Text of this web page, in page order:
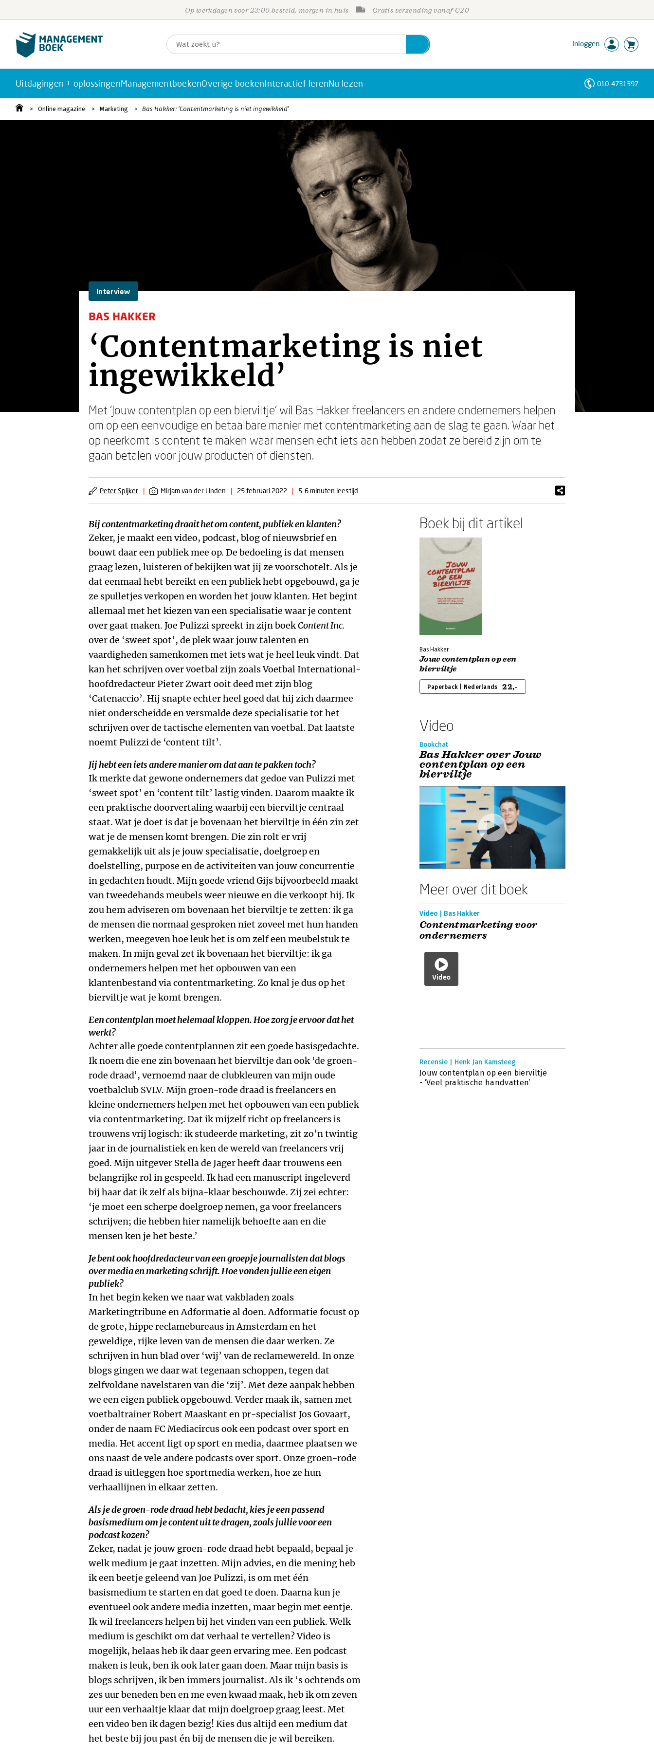
Op werkdagen voor 23:00 besteld, morgen in huis Gratis verzending vanaf €20
Inloggen
Uitdagingen + oplossingenManagementboekenOverige boekenInteractief lerenNu lezen 010-4731397
Online magazine Marketing Bas Hakker: ‘Contentmarketing is niet ingewikkeld’
Interview
BAS HAKKER
‘Contentmarketing is niet
ingewikkeld’
Met ‘Jouw contentplan op een bierviltje’ wil Bas Hakker freelancers en andere ondernemers helpen
om op een eenvoudige en betaalbare manier met contentmarketing aan de slag te gaan. Waar het
op neerkomt is content te maken waar mensen echt iets aan hebben zodat ze bereid zijn om te
gaan betalen voor jouw producten of diensten.
Peter Spijker | Mirjam van der Linden | 25 februari 2022 | 5-6 minuten leestijd
Bij contentmarketing draait het om content, publiek en klanten?
Zeker, je maakt een video, podcast, blog of nieuwsbrief en
bouwt daar een publiek mee op. De bedoeling is dat mensen
graag lezen, luisteren of bekijken wat jij ze voorschotelt. Als je
dat eenmaal hebt bereikt en een publiek hebt opgebouwd, ga je
ze spulletjes verkopen en worden het jouw klanten. Het begint
allemaal met het kiezen van een specialisatie waar je content
over gaat maken. Joe Pulizzi spreekt in zijn boekContent Inc.
over de ‘sweet spot’, de plek waar jouw talenten en
vaardigheden samenkomen met iets wat je heel leuk vindt. Dat
kan het schrijven over voetbal zijn zoals Voetbal International-
hoofdredacteur Pieter Zwart ooit deed met zijn blog
‘Catenaccio’. Hij snapte echter heel goed dat hij zich daarmee
niet onderscheidde en versmalde deze specialisatie tot het
schrijven over de tactische elementen van voetbal. Dat laatste
noemt Pulizzi de ‘content tilt’.
Jij hebt een iets andere manier om dat aan te pakken toch?
Ik merkte dat gewone ondernemers dat gedoe van Pulizzi met
‘sweet spot’ en ‘content tilt’ lastig vinden. Daarom maakte ik
een praktische doorvertaling waarbij een bierviltje centraal
staat. Wat je doet is dat je bovenaan het bierviltje in één zin zet
wat je de mensen komt brengen. Die zin rolt er vrij
gemakkelijk uit als je jouw specialisatie, doelgroep en
doelstelling, purpose en de activiteiten van jouw concurrentie
in gedachten houdt. Mijn goede vriend Gijs bijvoorbeeld maakt
van tweedehands meubels weer nieuwe en die verkoopt hij. Ik
zou hem adviseren om bovenaan het bierviltje te zetten: ik ga
de mensen die normaal gesproken niet zoveel met hun handen
werken, meegeven hoe leuk het is om zelf een meubelstuk te
maken. In mijn geval zet ik bovenaan het bierviltje: ik ga
ondernemers helpen met het opbouwen van een
klantenbestand via contentmarketing. Zo knal je dus op het
bierviltje wat je komt brengen.
Een contentplan moet helemaal kloppen. Hoe zorg je ervoor dat het
werkt?
Achter alle goede contentplannen zit een goede basisgedachte.
Ik noem die ene zin bovenaan het bierviltje dan ook ‘de groen-
rode draad’, vernoemd naar de clubkleuren van mijn oude
voetbalclub SVLV. Mijn groen-rode draad is freelancers en
kleine ondernemers helpen met het opbouwen van een publiek
via contentmarketing. Dat ik mijzelf richt op freelancers is
trouwens vrij logisch: ik studeerde marketing, zit zo’n twintig
jaar in de journalistiek en ken de wereld van freelancers vrij
goed. Mijn uitgever Stella de Jager heeft daar trouwens een
belangrijke rol in gespeeld. Ik had een manuscript ingeleverd
bij haar dat ik zelf als bijna-klaar beschouwde. Zij zei echter:
‘je moet een scherpe doelgroep nemen, ga voor freelancers
schrijven; die hebben hier namelijk behoefte aan en die
mensen ken je het beste.’
Je bent ook hoofdredacteur van een groepje journalisten dat blogs
over media en marketing schrijft. Hoe vonden jullie een eigen
publiek?
In het begin keken we naar wat vakbladen zoals
Marketingtribune en Adformatie al doen. Adformatie focust op
de grote, hippe reclamebureaus in Amsterdam en het
geweldige, rijke leven van de mensen die daar werken. Ze
schrijven in hun blad over ‘wij’ van de reclamewereld. In onze
blogs gingen we daar wat tegenaan schoppen, tegen dat
zelfvoldane navelstaren van die ‘zij’. Met deze aanpak hebben
we een eigen publiek opgebouwd. Verder maak ik, samen met
voetbaltrainer Robert Maaskant en pr-specialist Jos Govaart,
onder de naam FC Mediacircus ook een podcast over sport en
media. Het accent ligt op sport en media, daarmee plaatsen we
ons naast de vele andere podcasts over sport. Onze groen-rode
draad is uitleggen hoe sportmedia werken, hoe ze hun
verhaallijnen in elkaar zetten.
Als je de groen-rode draad hebt bedacht, kies je een passend
basismedium om je content uit te dragen, zoals jullie voor een
podcast kozen?
Zeker, nadat je jouw groen-rode draad hebt bepaald, bepaal je
welk medium je gaat inzetten. Mijn advies, en die mening heb
ik een beetje geleend van Joe Pulizzi, is om met één
basismedium te starten en dat goed te doen. Daarna kun je
eventueel ook andere media inzetten, maar begin met eentje.
Ik wil freelancers helpen bij het vinden van een publiek. Welk
medium is geschikt om dat verhaal te vertellen? Video is
mogelijk, helaas heb ik daar geen ervaring mee. Een podcast
maken is leuk, ben ik ook later gaan doen. Maar mijn basis is
blogs schrijven, ik ben immers journalist. Als ik ‘s ochtends om
zes uur beneden ben en me even kwaad maak, heb ik om zeven
uur een verhaaltje klaar dat mijn doelgroep graag leest. Met
een video ben ik dagen bezig! Kies dus altijd een medium dat
het beste bij jou past én bij de mensen die je wil bereiken.
Boek bij dit artikel
Bas Hakker
Jouw contentplan op een
bierviltje
Paperback | Nederlands 22,-
Video
Bookchat
Bas Hakker over Jouw
contentplan op een
bierviltje
Meer over dit boek
Video | Bas Hakker
Contentmarketing voor
ondernemers
Video
Recensie | Henk Jan Kamsteeg
Jouw contentplan op een bierviltje
- ‘Veel praktische handvatten’
Personen